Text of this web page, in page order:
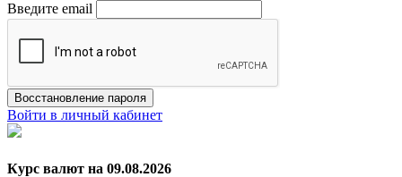
Введите email
Восстановление пароля
Войти в личный кабинет
Курс валют на 09.08.2026